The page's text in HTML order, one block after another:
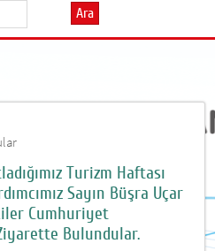
Ara
Turizm Haftası
Sayın Büşra Uçar
Cumhuriyet
Bulundular.